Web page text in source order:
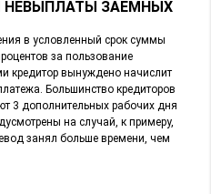
НЕВЫПЛАТЫ ЗАЕМНЫХ
в условленный срок суммы
за пользование
кредитор вынуждено начислит
Большинство кредиторов
3 дополнительных рабочих дня
на случай, к примеру,
занял больше времени, чем